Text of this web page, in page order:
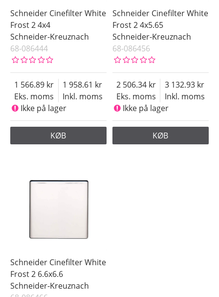
Schneider Cinefilter White
Frost 2 4x4
Schneider-Kreuznach
68-086444
Eks. moms
1 566.89
Inkl. moms
1 958.61
Ikke på lager
KØB
Schneider Cinefilter White
Frost 2 4x5.65
Schneider-Kreuznach
68-086456
Eks. moms
2 506.34
Inkl. moms
3 132.93
Ikke på lager
KØB
Schneider Cinefilter White
Frost 2 6.6x6.6
Schneider-Kreuznach